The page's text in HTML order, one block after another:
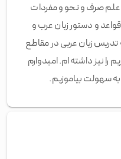
صرف و نحو و مفردات
و دستور زبان عرب و
زبان عربی در مقاطع
نیز داشته ام. امیدوارم
به سهولت بیاموزیم.